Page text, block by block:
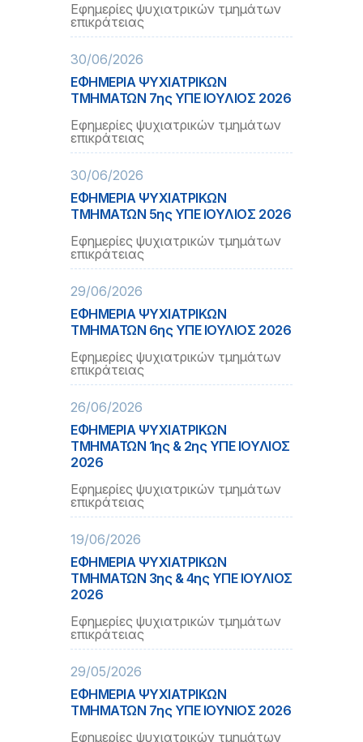
Εφημερίες ψυχιατρικών τμημάτων
επικράτειας
30/06/2026
ΕΦΗΜΕΡΙΑ ΨΥΧΙΑΤΡΙΚΩΝ
ΤΜΗΜΑΤΩΝ 7ης ΥΠΕ IOYΛΙΟΣ 2026
Εφημερίες ψυχιατρικών τμημάτων
επικράτειας
30/06/2026
ΕΦΗΜΕΡΙΑ ΨΥΧΙΑΤΡΙΚΩΝ
ΤΜΗΜΑΤΩΝ 5ης ΥΠΕ IOYΛΙΟΣ 2026
Εφημερίες ψυχιατρικών τμημάτων
επικράτειας
29/06/2026
ΕΦΗΜΕΡΙΑ ΨΥΧΙΑΤΡΙΚΩΝ
ΤΜΗΜΑΤΩΝ 6ης ΥΠΕ ΙΟΥΛΙΟΣ 2026
Εφημερίες ψυχιατρικών τμημάτων
επικράτειας
26/06/2026
ΕΦΗΜΕΡΙΑ ΨΥΧΙΑΤΡΙΚΩΝ
ΤΜΗΜΑΤΩΝ 1ης & 2ης ΥΠΕ ΙΟΥΛΙΟΣ
2026
Εφημερίες ψυχιατρικών τμημάτων
επικράτειας
19/06/2026
ΕΦΗΜΕΡΙΑ ΨΥΧΙΑΤΡΙΚΩΝ
ΤΜΗΜΑΤΩΝ 3ης & 4ης ΥΠΕ ΙΟΥΛΙΟΣ
2026
Εφημερίες ψυχιατρικών τμημάτων
επικράτειας
29/05/2026
ΕΦΗΜΕΡΙΑ ΨΥΧΙΑΤΡΙΚΩΝ
ΤΜΗΜΑΤΩΝ 7ης ΥΠΕ IOYNΙΟΣ 2026
Εφημερίες ψυχιατρικών τμημάτων